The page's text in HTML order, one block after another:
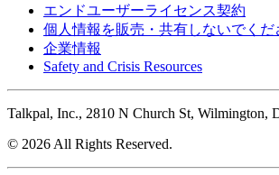
エンドユーザーライセンス契約
個人情報を販売・共有しないでくだ
企業情報
Safety and Crisis Resources
Talkpal, Inc., 2810 N Church St, Wilmington,
© 2026 All Rights Reserved.